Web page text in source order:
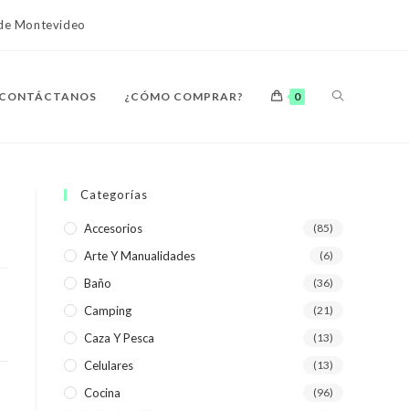
Montevideo
CONTÁCTANOS ¿CÓMO COMPRAR? 0 ALTERNAR
DE
LA
Categorías
Accesorios (85)
Arte Y Manualidades (6)
Baño (36)
Camping (21)
Caza Y Pesca (13)
Celulares (13)
Cocina (96)